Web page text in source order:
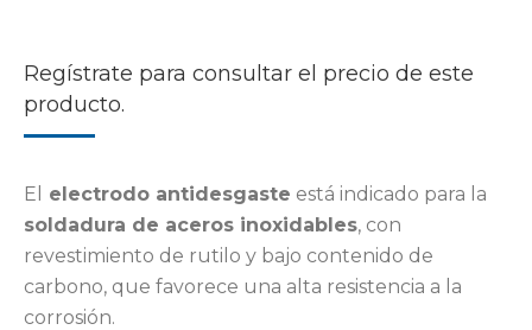
Regístrate para consultar el precio de este
producto.
El electrodo antidesgaste está indicado para la
soldadura de aceros inoxidables, con
revestimiento de rutilo y bajo contenido de
carbono, que favorece una alta resistencia a la
corrosión.